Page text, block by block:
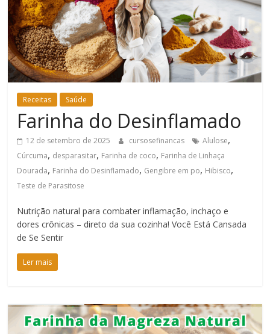
Estar
Receitas Saúde
Farinha do Desinflamado
12 de setembro de 2025 cursosefinancas Alulose,
Cúrcuma, desparasitar, Farinha de coco, Farinha de Linhaça
Dourada, Farinha do Desinflamado, Gengibre em po, Hibisco,
Teste de Parasitose
Nutrição natural para combater inflamação, inchaço e
dores crônicas – direto da sua cozinha! Você Está Cansada
de Se Sentir
Ler mais